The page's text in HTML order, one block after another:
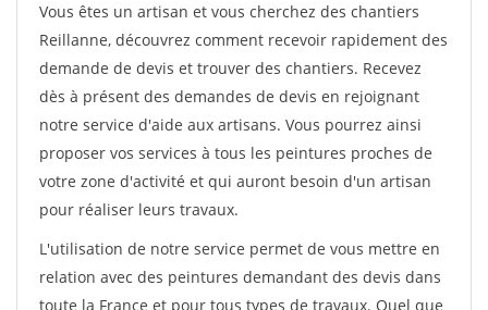
Vous êtes un artisan et vous cherchez des chantiers
Reillanne, découvrez comment recevoir rapidement des
demande de devis et trouver des chantiers. Recevez
dès à présent des demandes de devis en rejoignant
notre service d'aide aux artisans. Vous pourrez ainsi
proposer vos services à tous les peintures proches de
votre zone d'activité et qui auront besoin d'un artisan
pour réaliser leurs travaux.
L'utilisation de notre service permet de vous mettre en
relation avec des peintures demandant des devis dans
toute la France et pour tous types de travaux. Quel que